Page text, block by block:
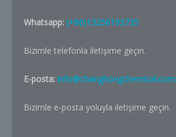
Whatsapp: (+86)13256193735
Bizimle telefonla iletişime geçin.
E-posta: info@changhongchemical.com
Bizimle e-posta yoluyla iletişime geçin.